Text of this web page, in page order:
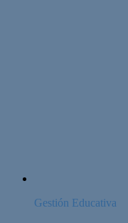
Gestión Educativa